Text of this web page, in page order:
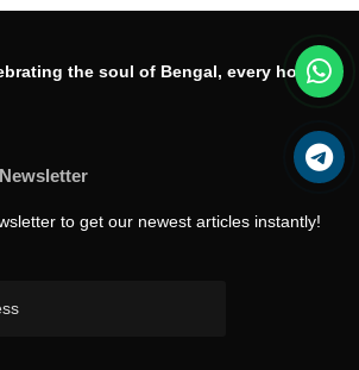
the soul of Bengal, every hour,
to get our newest articles instantly!